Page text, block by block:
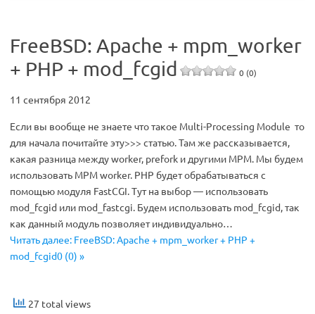
FreeBSD: Apache + mpm_worker
+ PHP + mod_fcgid
0 (0)
11 сентября 2012
Если вы вообще не знаете что такое Multi-Processing Module то
для начала почитайте эту>>> статью. Там же рассказывается,
какая разница между worker, prefork и другими MPM. Мы будем
использовать MPM worker. PHP будет обрабатываться с
помощью модуля FastCGI. Тут на выбор — использовать
mod_fcgid или mod_fastcgi. Будем использовать mod_fcgid, так
как данный модуль позволяет индивидуально…
Читать далее: FreeBSD: Apache + mpm_worker + PHP +
mod_fcgid0 (0) »
27 total views